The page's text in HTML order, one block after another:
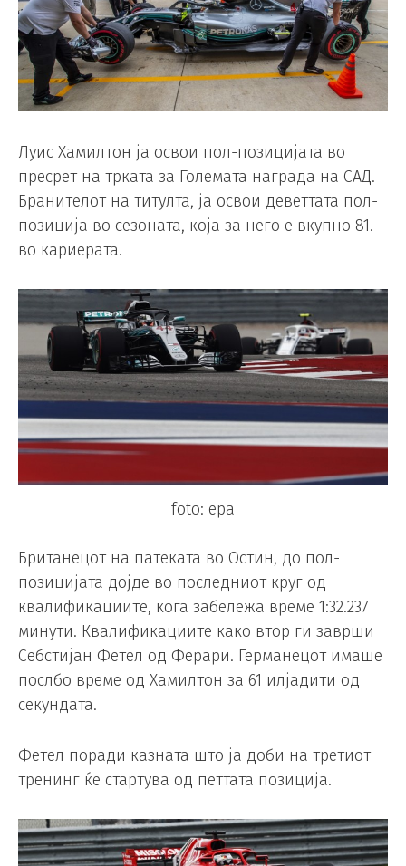
Луис Хамилтон ја освои пол-позицијата во
пресрет на трката за Големата награда на САД.
Бранителот на титулта, ја освои деветтата пол-
позиција во сезоната, која за него е вкупно 81.
во кариерата.
foto: epa
Британецот на патеката во Остин, до пол-
позицијата дојде во последниот круг од
квалификациите, кога забележа време 1:32.237
минути. Квалификациите како втор ги заврши
Себстијан Фетел од Ферари. Германецот имаше
послбо време од Хамилтон за 61 илјадити од
секундата.
Фетел поради казната што ја доби на третиот
тренинг ќе стартува од петтата позиција.